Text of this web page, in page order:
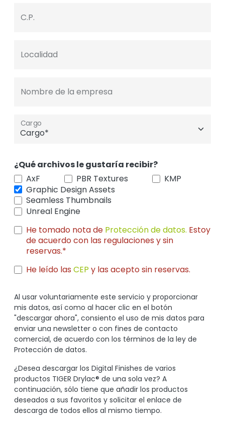
C.P.
Localidad
Nombre de la empresa
Cargo
¿Qué archivos le gustaría recibir?
AxF
PBR Textures
KMP
Graphic Design Assets
Seamless Thumbnails
Unreal Engine
He tomado nota de Protección de datos. Estoy
de acuerdo con las regulaciones y sin
reservas.*
He leído las CEP y las acepto sin reservas.
Al usar voluntariamente este servicio y proporcionar
mis datos, así como al hacer clic en el botón
"descargar ahora", consiento el uso de mis datos para
enviar una newsletter o con fines de contacto
comercial, de acuerdo con los términos de la ley de
Protección de datos.
¿Desea descargar los Digital Finishes de varios
productos TIGER Drylac® de una sola vez? A
continuación, sólo tiene que añadir los productos
deseados a sus favoritos y solicitar el enlace de
descarga de todos ellos al mismo tiempo.